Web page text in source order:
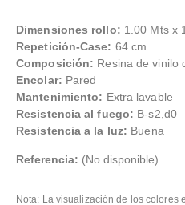
Dimensiones rollo: 1.00 Mts x
Repetición-Case: 64 cm
Composición: Resina de vinilo
Encolar: Pared
Mantenimiento: Extra lavable
Resistencia al fuego: B-s2,d0
Resistencia a la luz: Buena
Referencia: (No disponible)
Nota: La visualización de los colores